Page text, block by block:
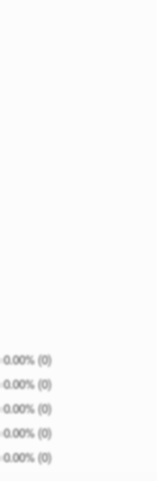
0.00% (0)
0.00% (0)
0.00% (0)
0.00% (0)
0.00% (0)